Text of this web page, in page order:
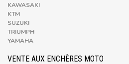
KAWASAKI
KTM
SUZUKI
TRIUMPH
YAMAHA
VENTE AUX ENCHÈRES MOTO